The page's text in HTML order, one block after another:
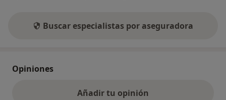
Buscar especialistas por aseguradora
Opiniones
Añadir tu opinión